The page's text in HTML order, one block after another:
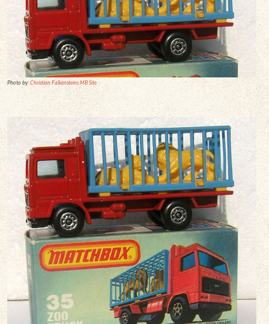
Photo by:Christian Falkensteins MB Site